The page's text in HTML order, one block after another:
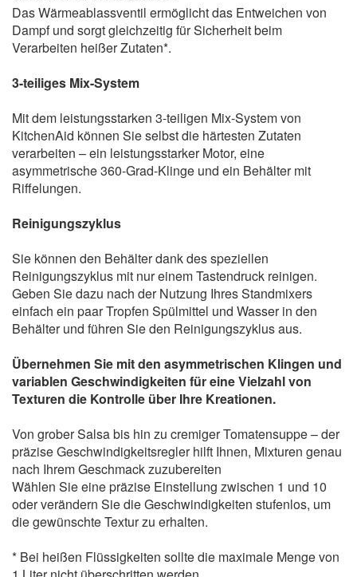
Das Wärmeablassventil ermöglicht das Entweichen von
Dampf und sorgt gleichzeitig für Sicherheit beim
Verarbeiten heißer Zutaten*.
3-teiliges Mix-System
Mit dem leistungsstarken 3-teiligen Mix-System von
KitchenAid können Sie selbst die härtesten Zutaten
verarbeiten – ein leistungsstarker Motor, eine
asymmetrische 360-Grad-Klinge und ein Behälter mit
Riffelungen.
Reinigungszyklus
Sie können den Behälter dank des speziellen
Reinigungszyklus mit nur einem Tastendruck reinigen.
Geben Sie dazu nach der Nutzung Ihres Standmixers
einfach ein paar Tropfen Spülmittel und Wasser in den
Behälter und führen Sie den Reinigungszyklus aus.
Übernehmen Sie mit den asymmetrischen Klingen und
variablen Geschwindigkeiten für eine Vielzahl von
Texturen die Kontrolle über Ihre Kreationen.
Von grober Salsa bis hin zu cremiger Tomatensuppe – der
präzise Geschwindigkeitsregler hilft Ihnen, Mixturen genau
nach Ihrem Geschmack zuzubereiten
Wählen Sie eine präzise Einstellung zwischen 1 und 10
oder verändern Sie die Geschwindigkeiten stufenlos, um
die gewünschte Textur zu erhalten.
* Bei heißen Flüssigkeiten sollte die maximale Menge von